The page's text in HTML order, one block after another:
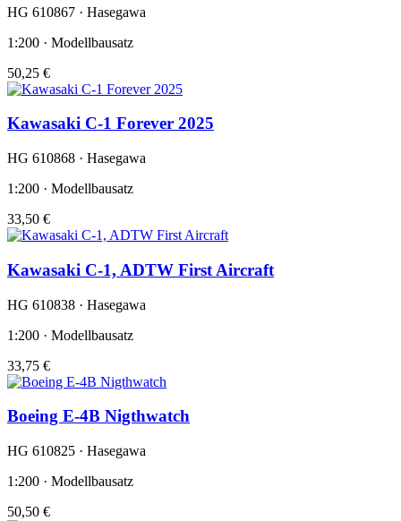
HG 610867 · Hasegawa
1:200 · Modellbausatz
50,25 €
Kawasaki C-1 Forever 2025
HG 610868 · Hasegawa
1:200 · Modellbausatz
33,50 €
Kawasaki C-1, ADTW First Aircraft
HG 610838 · Hasegawa
1:200 · Modellbausatz
33,75 €
Boeing E-4B Nigthwatch
HG 610825 · Hasegawa
1:200 · Modellbausatz
50,50 €